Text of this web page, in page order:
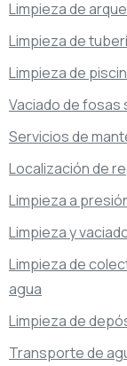
Limpieza de
Limpieza de
Limpieza de
Vaciado de fosas
Servicios de
Localización de
Limpieza a
Limpieza y
Limpieza de
agua
Limpieza de
Transporte de